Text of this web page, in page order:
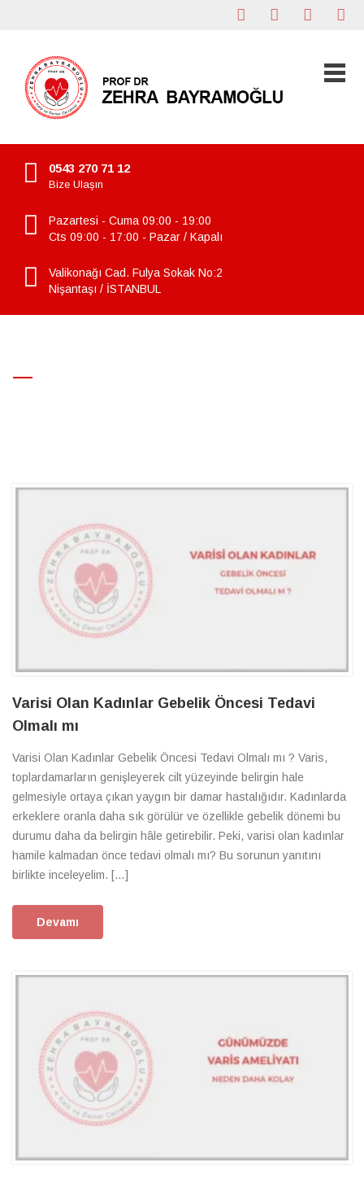
0543 270 71 12
Bize Ulaşın
Pazartesi - Cuma 09:00 - 19:00
Cts 09:00 - 17:00 - Pazar / Kapalı
Valikonağı Cad. Fulya Sokak No:2
Nişantaşı / İSTANBUL
Varisi Olan Kadınlar Gebelik Öncesi Tedavi
Olmalı mı
Varisi Olan Kadınlar Gebelik Öncesi Tedavi Olmalı mı ? Varis,
toplardamarların genişleyerek cilt yüzeyinde belirgin hale
gelmesiyle ortaya çıkan yaygın bir damar hastalığıdır. Kadınlarda
erkeklere oranla daha sık görülür ve özellikle gebelik dönemi bu
durumu daha da belirgin hâle getirebilir. Peki, varisi olan kadınlar
hamile kalmadan önce tedavi olmalı mı? Bu sorunun yanıtını
birlikte inceleyelim. […]
Devamı